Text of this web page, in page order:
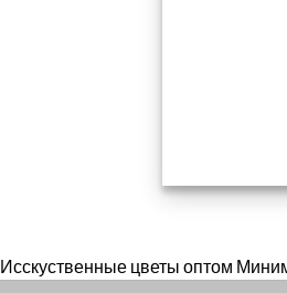
Исскуственные цветы оптом